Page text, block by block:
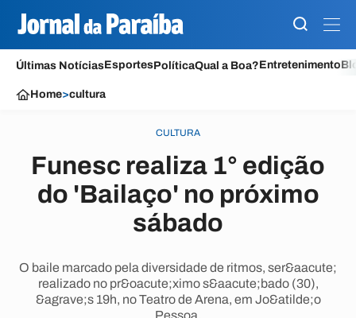
Últimas NotíciasEsportesPolíticaQual a Boa?Entretenimento
Home>cultura
CULTURA
Funesc realiza 1° edição
do 'Bailaço' no próximo
sábado
O baile marcado pela diversidade de ritmos, ser&aacute;
realizado no pr&oacute;ximo s&aacute;bado (30),
&agrave;s 19h, no Teatro de Arena, em Jo&atilde;o
Pessoa.